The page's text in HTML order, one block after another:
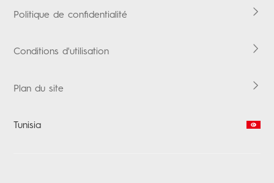
Vérification de la garantie
Boomplay Music
Politique de confidentialité
Conditions d'utilisation
Plan du site
Tunisia